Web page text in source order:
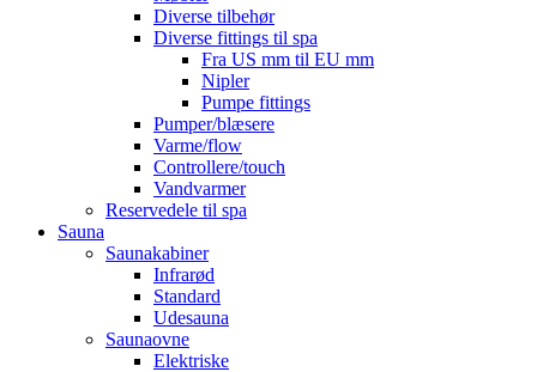
Diverse tilbehør
Diverse fittings til spa
Fra US mm til EU mm
Nipler
Pumpe fittings
Pumper/blæsere
Varme/flow
Controllere/touch
Vandvarmer
Reservedele til spa
Sauna
Saunakabiner
Infrarød
Standard
Udesauna
Saunaovne
Elektriske